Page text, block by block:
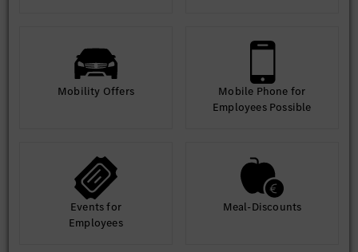
Mobility Offers
Mobile Phone for
Employees Possible
Events for
Employees
Meal-Discounts